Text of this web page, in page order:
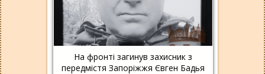
На фронті загинув захисник з
передмістя Запоріжжя Євген Бадья